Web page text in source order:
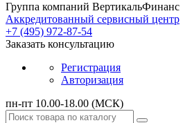
Группа компаний ВертикальФинанс
Аккредитованный сервисный центр
+7 (495) 972-87-54
Заказать консультацию
Регистрация
Авторизация
пн-пт 10.00-18.00 (МСК)